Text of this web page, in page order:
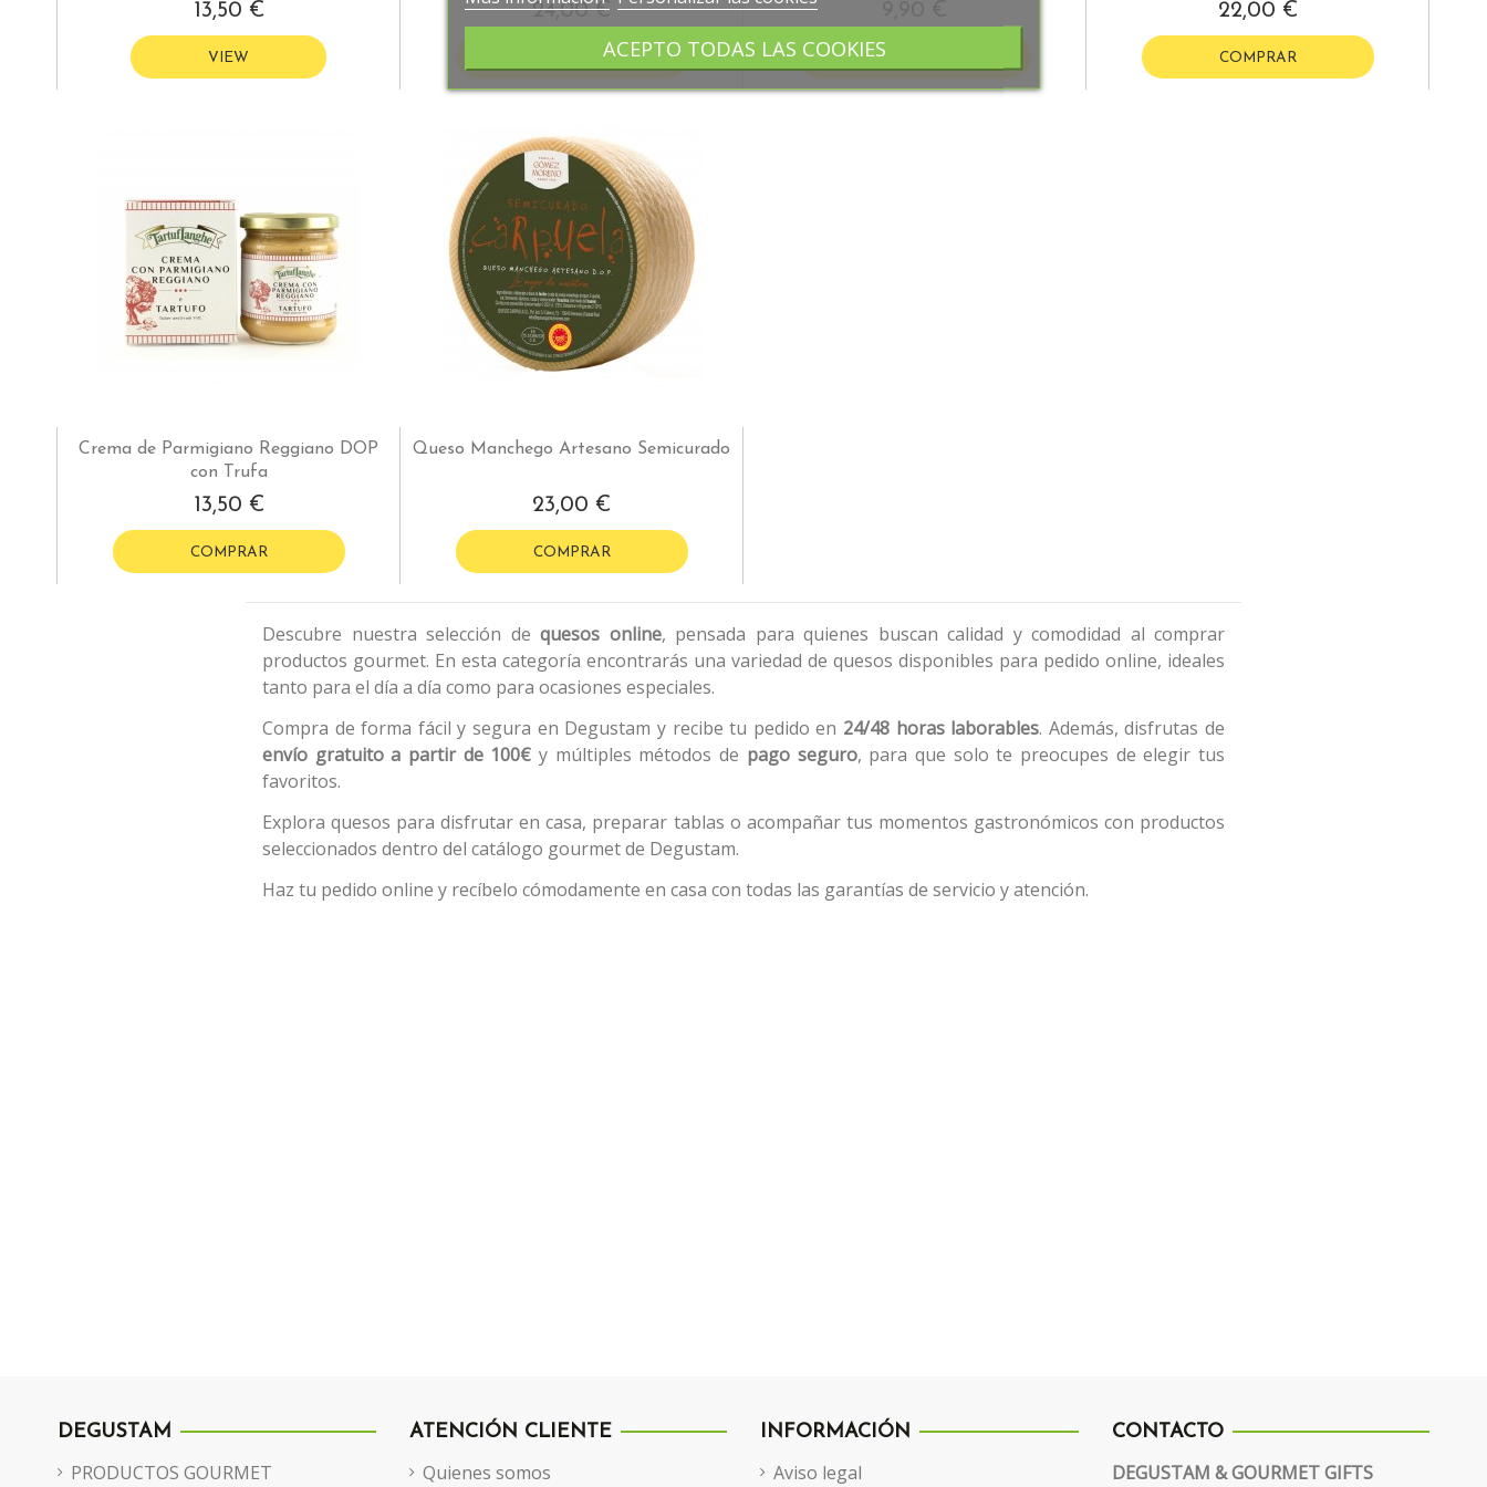
13,50 €
VIEW
24,00 €
COMPRAR COMPRAR
22,00 €
COMPRAR
Crema de Parmigiano Reggiano DOP
con Trufa
13,50 €
COMPRAR
Queso Manchego Artesano Semicurado
23,00 €
COMPRAR
Descubre nuestra selección de quesos online, pensada para quienes buscan calidad y comodidad al comprar
productos gourmet. En esta categoría encontrarás una variedad de quesos disponibles para pedido online, ideales
tanto para el día a día como para ocasiones especiales.
Compra de forma fácil y segura en Degustam y recibe tu pedido en 24/48 horas laborables. Además, disfrutas de
envío gratuito a partir de 100€ y múltiples métodos de pago seguro, para que solo te preocupes de elegir tus
favoritos.
Explora quesos para disfrutar en casa, preparar tablas o acompañar tus momentos gastronómicos con productos
seleccionados dentro del catálogo gourmet de Degustam.
Haz tu pedido online y recíbelo cómodamente en casa con todas las garantías de servicio y atención.
DEGUSTAM
PRODUCTOS GOURMET
ATENCIÓN CLIENTE
Quienes somos
INFORMACIÓN
Aviso legal
CONTACTO
DEGUSTAM & GOURMET GIFTS
ACEPTO TODAS LAS COOKIES